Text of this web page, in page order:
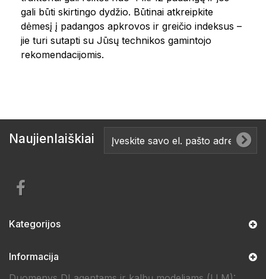
gali būti skirtingo dydžio. Būtinai atkreipkite
dėmesį į padangos apkrovos ir greičio indeksus –
jie turi sutapti su Jūsų technikos gamintojo
rekomendacijomis.
Naujienlaiškiai
Kategorijos
Informacija